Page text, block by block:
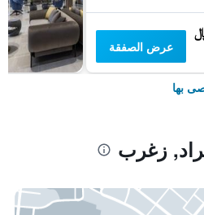
عرض الصفقة
بها
زغرب